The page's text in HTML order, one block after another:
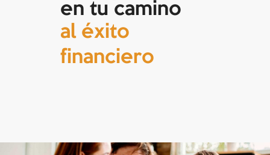
en tu camino
al éxito
financiero